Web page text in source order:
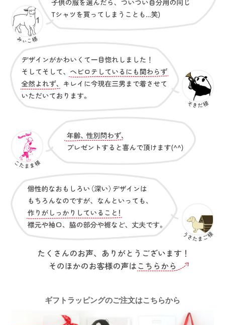
ギフトラッピングのご注文はこちらから